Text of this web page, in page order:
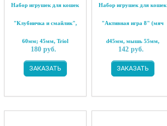
Набор игрушек для кошек
"Клубничка и смайлик",
60мм; 45мм, Triol
180 руб.
ЗАКАЗАТЬ
Набор игрушек для кошек
"Активная игра 8" (мяч
d45мм, мышь 55мм,
142 руб.
ЗАКАЗАТЬ